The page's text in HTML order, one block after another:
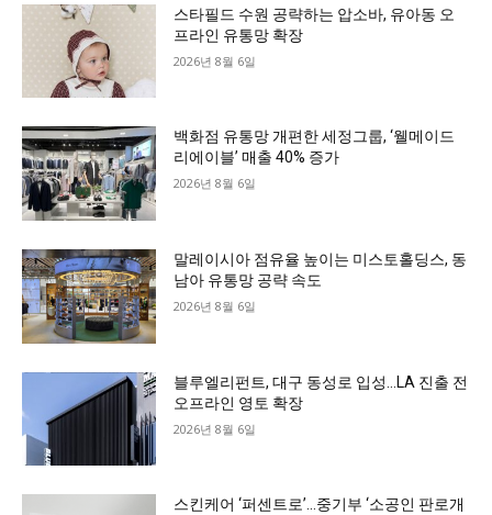
스타필드 수원 공략하는 압소바, 유아동 오
프라인 유통망 확장
2026년 8월 6일
백화점 유통망 개편한 세정그룹, ‘웰메이드
리에이블’ 매출 40% 증가
2026년 8월 6일
말레이시아 점유율 높이는 미스토홀딩스, 동
남아 유통망 공략 속도
2026년 8월 6일
블루엘리펀트, 대구 동성로 입성…LA 진출 전
오프라인 영토 확장
2026년 8월 6일
스킨케어 ‘퍼센트로’…중기부 ‘소공인 판로개